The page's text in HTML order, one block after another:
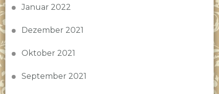
Januar 2022
Dezember 2021
Oktober 2021
September 2021